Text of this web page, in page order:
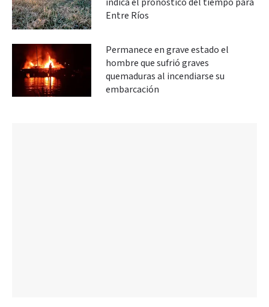
Entre Ríos
Permanece en grave estado el
hombre que sufrió graves
quemaduras al incendiarse su
embarcación